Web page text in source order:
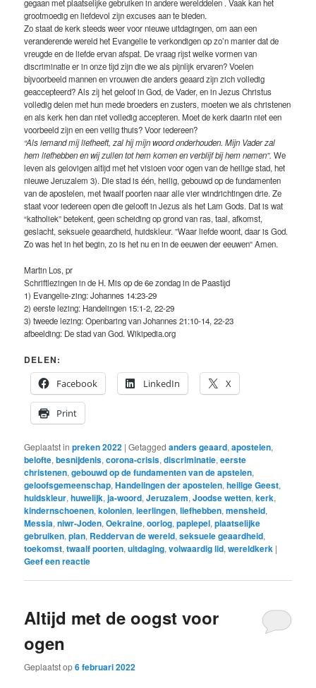
gegaan met plaatselijke gebruiken in andere werelddelen . Vaak kan het
grootmoedig en liefdevol zijn excuses aan te bieden.
Zo staat de kerk steeds weer voor nieuwe uitdagingen, om aan een
veranderende wereld het Evangelie te verkondigen op zo’n manier dat de
vreugde en de liefde ervan afspat. De vraag rijst welke vormen van
discriminatie er in onze tijd zijn die we als pijnlijk ervaren? Voelen
bijvoorbeeld mannen en vrouwen die anders geaard zijn zich volledig
geaccepteerd? Als zij het geloof in God, de Vader, en in Jezus Christus
volledig delen met hun mede broeders en zusters, moeten we als christenen
en als kerk hen dan niet volledig accepteren. Moet de kerk daarin niet een
voorbeeld zijn en een veilig thuis? Voor iedereen?
“Als iemand mij liefheeft, zal hij mijn woord onderhouden. Mijn Vader zal
hem liefhebben en wij zullen tot hem komen en verblijf bij hem nemen”.We
leven als gelovigen altijd met het visioen voor ogen van de heilige stad, het
nieuwe Jeruzalem 3). Die stad is één, heilig, gebouwd op de fundamenten
van de apostelen, met twaalf poorten naar alle vier windrichtingen drie. Ze
staat voor iedereen open die gelooft in Jezus als het Lam Gods. Dat is wat
“katholiek” betekent, geen scheiding op grond van ras, taal, afkomst,
geslacht, seksuele geaardheid, huidskleur. ”Waar liefde woont, daar is God.
Zo was het in het begin, zo is het nu en in de eeuwen der eeuwen” Amen.
Martin Los, pr
Schriftlezingen in de H. Mis op de 6e zondag in de Paastijd
1) Evangelie-zing: Johannes 14:23-29
2) eerste lezing: Handelingen 15:1-2, 22-29
3) tweede lezing: Openbaring van Johannes 21:10-14, 22-23
afbeelding: De stad van God. Wikipedia.org
DELEN:
Facebook
LinkedIn X
Print
Geplaatst in preken 2022 |Getagged anders geaard,apostelen,
belofte,besnijdenis,corona-crisis,discriminatie,eerste
christenen,gebouwd op de fundamenten van de apstelen,
geloofsgemeenschap,Handelingen der apostelen,heilige Geest,
huidskleur,huwelijk,ja-woord,Jeruzalem,Joodse wetten,kerk,
kindernschoenen,kolonien,leerlingen,liefhebben,mensheid,
Messia,niwr-Joden,Oekraine,oorlog,paplepel,plaatselijke
gebruiken,plan, Reddervan de wereld,seksuele geaardheid,
toekomst,twaalf poorten,uitdaging,volwaardig lid,wereldkerk |
Geef een reactie
Altijd met de oogst voor
ogen
Geplaatst op6 februari 2022